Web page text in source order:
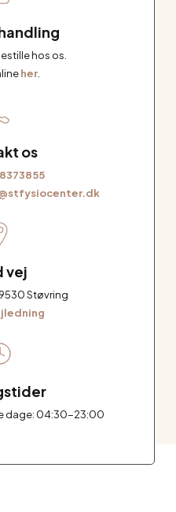
hos os.
her.
os
vej
Støvring
dage: 04:30-23:00